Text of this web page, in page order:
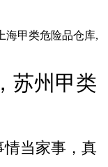
苏州甲类
当家事，真